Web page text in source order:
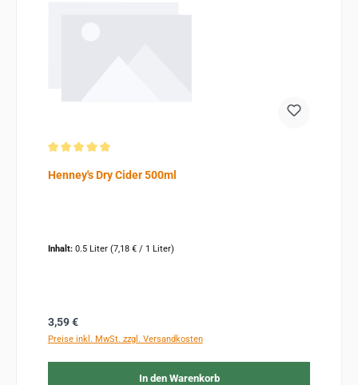
Henney's Dry Cider 500ml
Inhalt: 0.5 Liter (7,18 € / 1 Liter)
Regulärer Preis:
3,59 €
Preise inkl. MwSt. zzgl. Versandkosten
In den Warenkorb